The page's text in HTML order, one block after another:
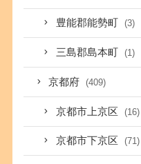
豊能郡能勢町 (3)
三島郡島本町 (1)
京都府 (409)
京都市上京区 (16)
京都市下京区 (71)